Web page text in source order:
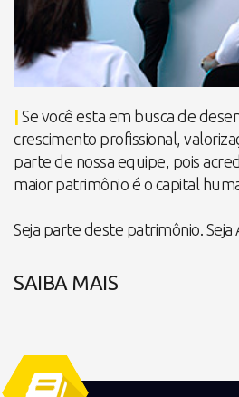
Se você esta em busca de
crescimento profissional,
parte de nossa equipe, pois
maior patrimônio é o capital
Seja parte deste patrimônio. Seja
SAIBA MAIS